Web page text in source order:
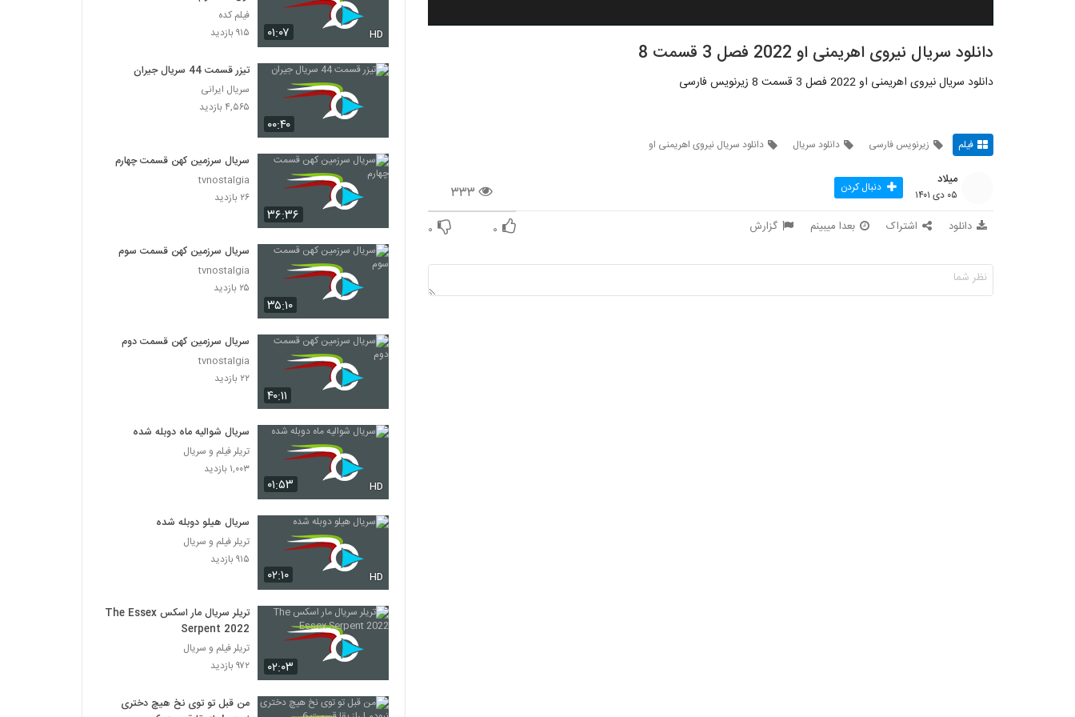
دانلود سریال نیروی اهریمنی او 2022 فصل 3 قسمت 8
دانلود سریال نیروی اهریمنی او 2022 فصل 3 قسمت 8 زیرنویس فارسی
فیلم زیرنویس فارسی دانلود سریال دانلود سریال نیروی اهریمنی او
۳۳۳
میلاد
۰۵ دی ۱۴۰۱ دنبال کردن
دانلود اشتراک بعدا میبینم گزارش ۰ ۰
۰۱:۰۷ HD
فیلم کده
۹۱۵ بازدید
۰۰:۴۰
تیزر قسمت 44 سریال جیران
سریال ایرانی
۴,۵۶۵ بازدید
۳۶:۳۶
سریال سرزمین کهن قسمت چهارم
tvnostalgia
۲۶ بازدید
۳۵:۱۰
سریال سرزمین کهن قسمت سوم
tvnostalgia
۲۵ بازدید
۴۰:۱۱
سریال سرزمین کهن قسمت دوم
tvnostalgia
۲۲ بازدید
۰۱:۵۳ HD
سریال شوالیه ماه دوبله شده
تریلر فیلم و سریال
۱,۰۰۳ بازدید
۰۲:۱۰ HD
سریال هیلو دوبله شده
تریلر فیلم و سریال
۹۱۵ بازدید
۰۲:۰۳
تریلر سریال مار اسکس The Essex
Serpent 2022
تریلر فیلم و سریال
۹۷۲ بازدید
من قبل تو توی نخ هیچ دختری